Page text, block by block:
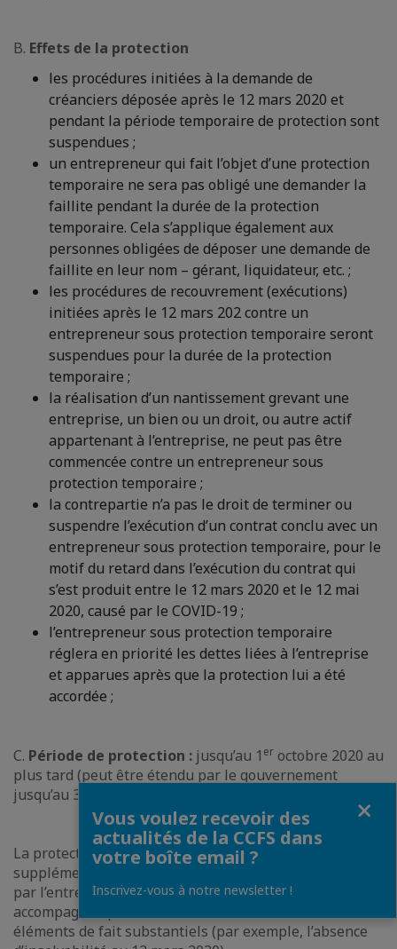
B. Effets de la protection
les procédures initiées à la demande de
créanciers déposée après le 12 mars 2020 et
pendant la période temporaire de protection sont
suspendues ;
un entrepreneur qui fait l’objet d’une protection
temporaire ne sera pas obligé une demander la
faillite pendant la durée de la protection
temporaire. Cela s’applique également aux
personnes obligées de déposer une demande de
faillite en leur nom – gérant, liquidateur, etc. ;
les procédures de recouvrement (exécutions)
initiées après le 12 mars 202 contre un
entrepreneur sous protection temporaire seront
suspendues pour la durée de la protection
temporaire ;
la réalisation d’un nantissement grevant une
entreprise, un bien ou un droit, ou autre actif
appartenant à l’entreprise, ne peut pas être
commencée contre un entrepreneur sous
protection temporaire ;
la contrepartie n’a pas le droit de terminer ou
suspendre l’exécution d’un contrat conclu avec un
entrepreneur sous protection temporaire, pour le
motif du retard dans l’exécution du contrat qui
s’est produit entre le 12 mars 2020 et le 12 mai
2020, causé par le COVID-19 ;
l’entrepreneur sous protection temporaire
réglera en priorité les dettes liées à l’entreprise
et apparues après que la protection lui a été
accordée ;
C. Période de protection : jusqu’au 1 er octobre 2020 au
plus tard (peut être étendu par le gouvernement
jusqu’au 31 décembre 2020).
La protection contre la faillite sera accordée sans délai
supplémentaire sur la base d’une demande déposée
par l’entrepreneur au tribunal compétent,
accompagnée par une déclaration sur l’honneur des
éléments de fait substantiels (par exemple, l’absence
Vous voulez recevoir des
actualités de la CCFS dans
votre boîte email ?
Inscrivez-vous à notre newsletter !